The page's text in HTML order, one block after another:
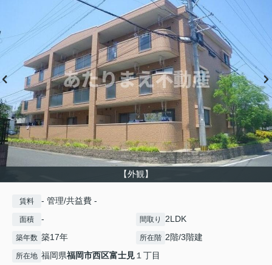
【外観】
賃料 - 管理/共益費 -
面積 - 間取り 2LDK
築年数 築17年 所在階 2階/3階建
所在地 福岡県福岡市西区富士見１丁目